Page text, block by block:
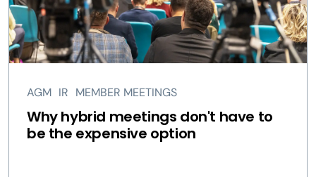
AGM IR MEMBER MEETINGS
Why hybrid meetings don't have to
be the expensive option